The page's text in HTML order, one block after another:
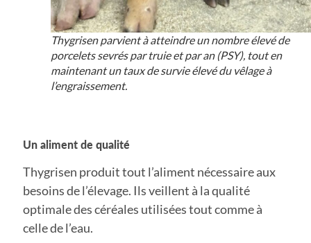
Thygrisen parvient à atteindre un nombre élevé de
porcelets sevrés par truie et par an (PSY), tout en
maintenant un taux de survie élevé du vêlage à
l’engraissement.
Un aliment de qualité
Thygrisen produit tout l’aliment nécessaire aux
besoins de l’élevage. Ils veillent à la qualité
optimale des céréales utilisées tout comme à
celle de l’eau.